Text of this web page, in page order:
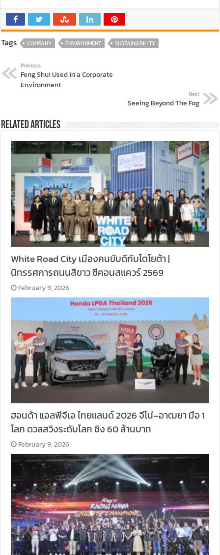
Tags COMPANY ENVIRONMENT SUSTAINABILITY
Previous
Feng Shui Used in a Corporate
Environment
Next
Seeing Beyond The Fog
Related Articles
White Road City เมืองคนขับดีกับโตโยต้า |
นิทรรศการถนนสีขาว ซีคอนสแควร์ 2569
February 9, 2026
ฮอนด้า แอลพีจีเอ ไทยแลนด์ 2026 จีโน่–อาฒยา มือ 1
โลก ดวลสวิงระดับโลก ชิง 60 ล้านบาท
February 9, 2026